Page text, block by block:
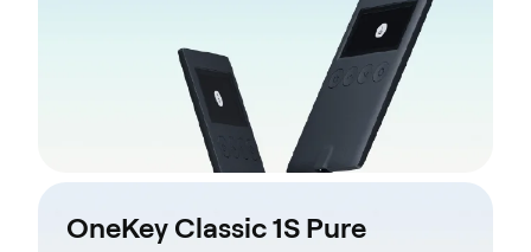
OneKey Classic 1S Pure